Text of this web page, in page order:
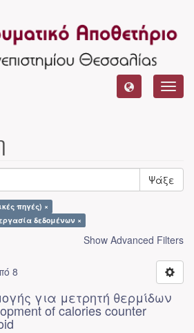
Ψάξε
πηγές) ×
δεδομένων ×
Show Advanced Filters
8
για μετρητή θερμίδων
of calories counter